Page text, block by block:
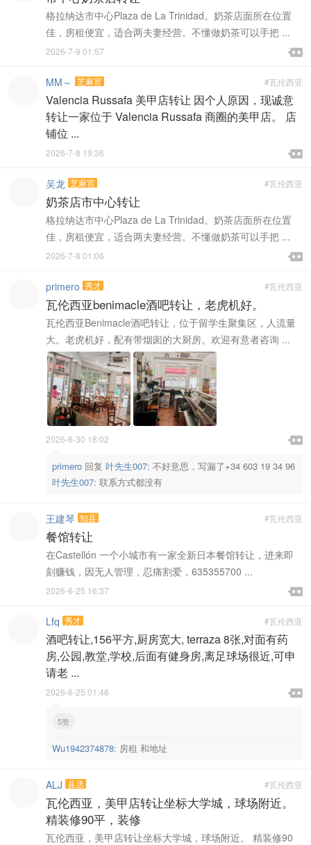
格拉纳达市中心Plaza de La Trinidad。奶茶店面所在位置
佳，房租便宜，适合两夫妻经营。不懂做奶茶可以手把 ...

2026-7-9 01:57 
#瓦伦西亚
MM～ 芝麻官
Valencia Russafa 美甲店转让 因个人原因，现诚意
转让一家位于 Valencia Russafa 商圈的美甲店。 店
铺位 ...

2026-7-8 19:36 
#瓦伦西亚
吴龙 芝麻官
奶茶店市中心转让
格拉纳达市中心Plaza de La Trinidad。奶茶店面所在位置
佳，房租便宜，适合两夫妻经营。不懂做奶茶可以手把 ...

2026-7-8 01:06 
#瓦伦西亚
primero 秀才
瓦伦西亚benimacle酒吧转让，老虎机好。
瓦伦西亚Benimacle酒吧转让，位于留学生聚集区，人流量
大。老虎机好，配有带烟囱的大厨房。欢迎有意者咨询 ...

2026-6-30 18:02 
primero 回复 叶先生007: 不好意思，写漏了+34 603 19 34 96
叶先生007: 联系方式都没有
#瓦伦西亚
王建琴 知县
餐馆转让
在Castellón 一个小城市有一家全新日本餐馆转让，进来即
刻赚钱，因无人管理，忍痛割爱，635355700 ...

2026-6-25 16:37 
#瓦伦西亚
Lfq 秀才
酒吧转让,156平方,厨房宽大, terraza 8张,对面有药
房,公园,教堂,学校,后面有健身房,离足球场很近,可申
请老 ...

2026-6-25 01:46 
5赞
Wu1942374878: 房租 和地址
#瓦伦西亚
ALJ 县丞
瓦伦西亚，美甲店转让坐标大学城，球场附近。
精装修90平，装修
瓦伦西亚，美甲店转让坐标大学城，球场附近。 精装修90